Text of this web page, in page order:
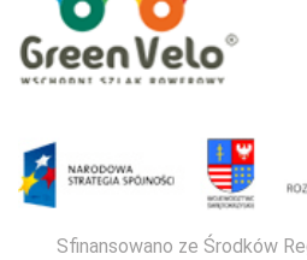
Sfinansowano ze Środków